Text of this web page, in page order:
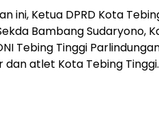
ini, Ketua DPRD Kota
Bambang Sudaryono,
Tebing Tinggi
atlet Kota Tebing Tinggi.